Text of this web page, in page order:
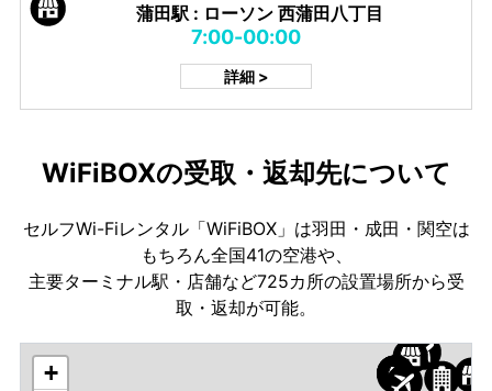
蒲田駅 : ローソン 西蒲田八丁目
7:00-00:00
詳細 >
WiFiBOXの受取・返却先について
セルフWi-Fiレンタル「WiFiBOX」は羽田・成田・関空は
もちろん全国41の空港や、
主要ターミナル駅・店舗など725カ所の設置場所から受
取・返却が可能。
+